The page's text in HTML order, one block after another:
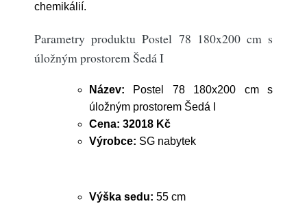
chemikálií.
Parametry produktu Postel 78 180x200 cm s
úložným prostorem Šedá I
Název: Postel 78 180x200 cm s
úložným prostorem Šedá I
Cena: 32018 Kč
Výrobce: SG nabytek
Výška sedu: 55 cm